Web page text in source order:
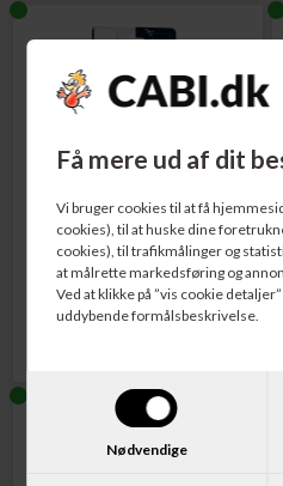
Få mere ud af dit
Vi bruger cookies til at få
cookies), til at huske dine
cookies), til trafikmålinger og
at målrette markedsføring og
Ved at klikke på ”vis cookie
uddybende formålsbeskrivelse.
Nødvendige
Varenr. C13T05G14010
Epson 405 Kuffert Blækpatron
Sort 7,6 ml.
195,00 DKK